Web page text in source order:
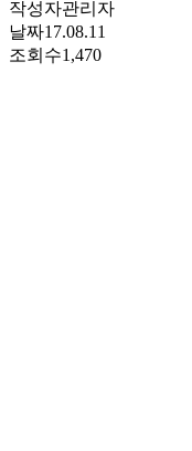
작성자관리자
날짜17.08.11
조회수1,470